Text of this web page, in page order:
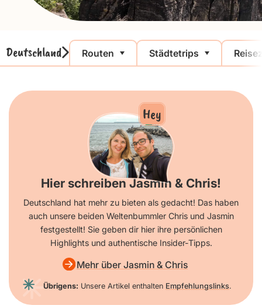
Deutschland Routen Städtetrips
Hey
Hier schreiben Jasmin & Chris!
Deutschland hat mehr zu bieten als gedacht! Das haben
auch unsere beiden Weltenbummler Chris und Jasmin
festgestellt! Sie geben dir hier ihre persönlichen
Highlights und authentische Insider-Tipps.
Mehr über Jasmin & Chris
Übrigens: Unsere Artikel enthalten Empfehlungslinks.